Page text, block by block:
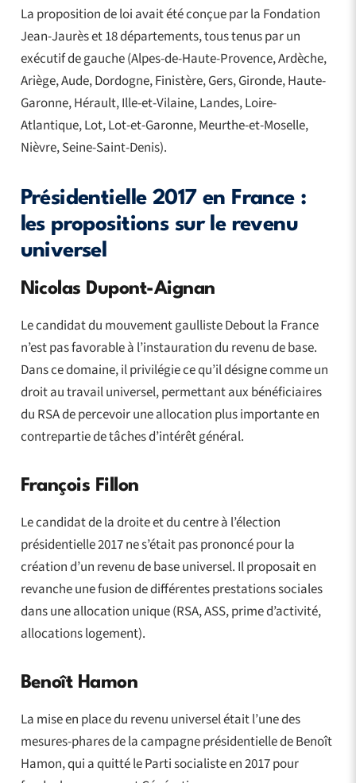
La proposition de loi avait été conçue par la Fondation
Jean-Jaurès et 18 départements, tous tenus par un
exécutif de gauche (Alpes-de-Haute-Provence, Ardèche,
Ariège, Aude, Dordogne, Finistère, Gers, Gironde, Haute-
Garonne, Hérault, Ille-et-Vilaine, Landes, Loire-
Atlantique, Lot, Lot-et-Garonne, Meurthe-et-Moselle,
Nièvre, Seine-Saint-Denis).
Présidentielle 2017 en France :
les propositions sur le revenu
universel
Nicolas Dupont-Aignan
Le candidat du mouvement gaulliste Debout la France
n’est pas favorable à l’instauration du revenu de base.
Dans ce domaine, il privilégie ce qu’il désigne comme un
droit au travail universel, permettant aux bénéficiaires
du RSA de percevoir une allocation plus importante en
contrepartie de tâches d’intérêt général.
François Fillon
Le candidat de la droite et du centre à l’élection
présidentielle 2017 ne s’était pas prononcé pour la
création d’un revenu de base universel. Il proposait en
revanche une fusion de différentes prestations sociales
dans une allocation unique (RSA, ASS, prime d’activité,
allocations logement).
Benoît Hamon
La mise en place du revenu universel était l’une des
mesures-phares de la campagne présidentielle de Benoît
Hamon, qui a quitté le Parti socialiste en 2017 pour